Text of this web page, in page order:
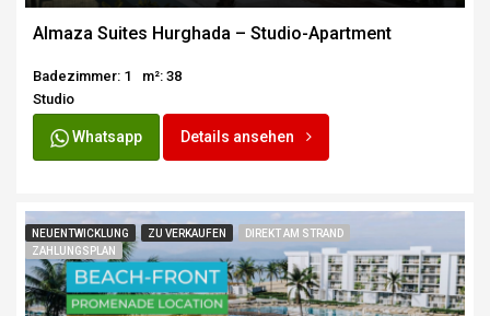
Almaza Suites Hurghada – Studio-Apartment
Badezimmer: 1
m²: 38
Studio
Whatsapp Details ansehen
NEUENTWICKLUNG ZU VERKAUFEN
DIREKT AM STRAND
ZAHLUNGSPLAN